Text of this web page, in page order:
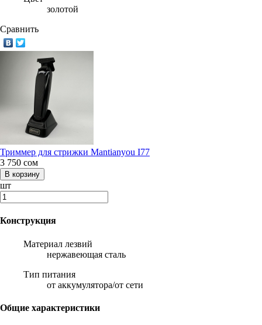
золотой
Сравнить
Триммер для стрижки Mantianyou I77
3 750 сом
шт
Конструкция
Материал лезвий
нержавеющая сталь
Тип питания
от аккумулятора/от сети
Общие характеристики